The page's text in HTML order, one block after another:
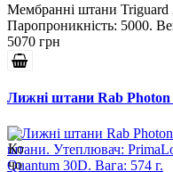
Мембранні штани Triguard
Паропроникність: 5000.
5070 грн
Лижні штани Rab Photon